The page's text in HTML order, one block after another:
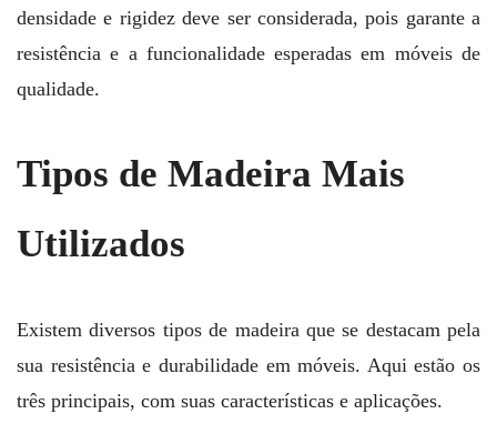
densidade e rigidez deve ser considerada, pois garante a
resistência e a funcionalidade esperadas em móveis de
qualidade.
Tipos de Madeira Mais
Utilizados
Existem diversos tipos de madeira que se destacam pela
sua resistência e durabilidade em móveis. Aqui estão os
três principais, com suas características e aplicações.